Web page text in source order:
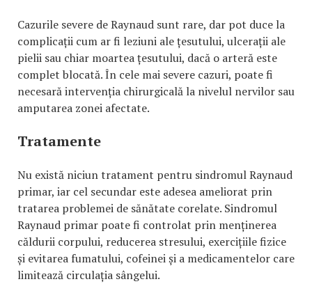
Cazurile severe de Raynaud sunt rare, dar pot duce la
complicații cum ar fi leziuni ale țesutului, ulcerații ale
pielii sau chiar moartea țesutului, dacă o arteră este
complet blocată. În cele mai severe cazuri, poate fi
necesară intervenția chirurgicală la nivelul nervilor sau
amputarea zonei afectate.
Tratamente
Nu există niciun tratament pentru sindromul Raynaud
primar, iar cel secundar este adesea ameliorat prin
tratarea problemei de sănătate corelate. Sindromul
Raynaud primar poate fi controlat prin menținerea
căldurii corpului, reducerea stresului, exercițiile fizice
și evitarea fumatului, cofeinei și a medicamentelor care
limitează circulația sângelui.